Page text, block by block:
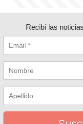
Recibí las